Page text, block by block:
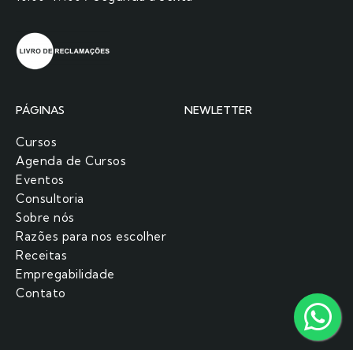
PÁGINAS
Cursos
Agenda de Cursos
Eventos
Consultoria
Sobre nós
Razões para nos escolher​
Receitas
Empregabilidade
Contato
NEWLETTER